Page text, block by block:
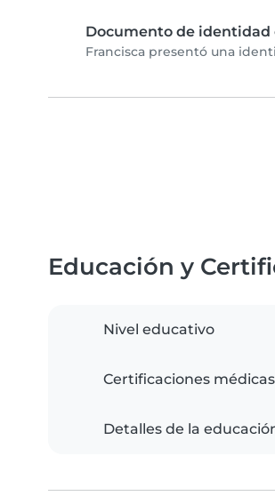
Documento de identidad
Francisca presentó una
Educación y
Nivel educativo
Certificaciones
Detalles de la